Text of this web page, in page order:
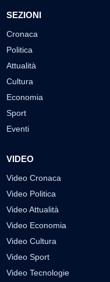
SEZIONI
Cronaca
Politica
Attualità
Cultura
Economia
Sport
Eventi
VIDEO
Video Cronaca
Video Politica
Video Attualità
Video Economia
Video Cultura
Video Sport
Video Tecnologie